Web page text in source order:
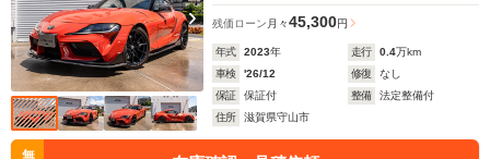
残価ローン 月々45,300円
年式 2023年 走行 0.4万km
車検
'26/12 修復
なし
保証
保証付 整備
法定整備付
住所
滋賀県守山市
無